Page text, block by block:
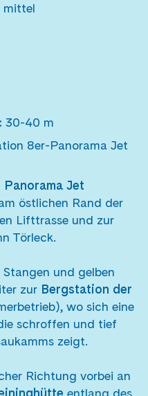
mittel
30-40 m
8er-Panorama Jet
Panorama Jet
östlichen Rand der
Lifttrasse und zur
Törleck.
und gelben
zur Bergstation der
wo sich eine
schroffen und tief
zeigt.
Richtung vorbei an
entlang des